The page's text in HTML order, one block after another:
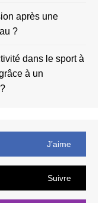
après une
?
dans le sport à
à un
J’aime
Suivre